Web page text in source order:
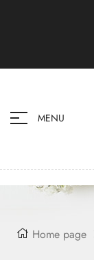
MENU
Home page